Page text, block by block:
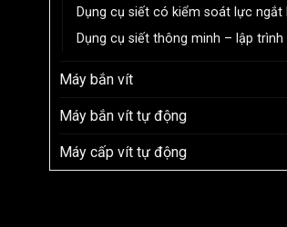
Dụng cụ siết có kiểm soát lực ngắt
Dụng cụ siết thông minh – lập
Máy bắn vít
Máy bắn vít tự động
Máy cấp vít tự động